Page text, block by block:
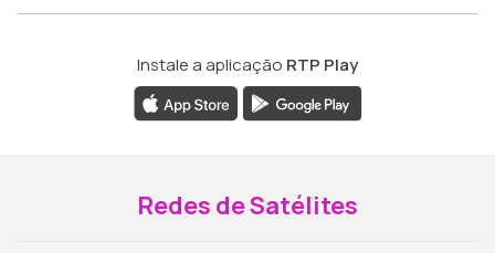
Instale a aplicação RTP Play
Redes de Satélites